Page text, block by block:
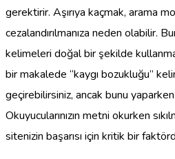
gerektirir. Aşırıya kaçmak, arama
cezalandırılmanıza neden olabilir.
kelimeleri doğal bir şekilde
bir makalede “kaygı bozukluğu”
geçirebilirsiniz, ancak bunu yaparken
Okuyucularınızın metni okurken
sitenizin başarısı için kritik bir